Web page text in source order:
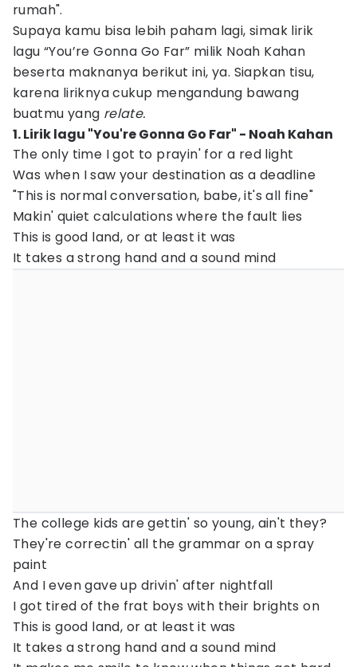
rumah".
Supaya kamu bisa lebih paham lagi, simak lirik
lagu “You’re Gonna Go Far” milik Noah Kahan
beserta maknanya berikut ini, ya. Siapkan tisu,
karena liriknya cukup mengandung bawang
buatmu yang relate.
1. Lirik lagu "You're Gonna Go Far" - Noah Kahan
The only time I got to prayin' for a red light
Was when I saw your destination as a deadline
"This is normal conversation, babe, it's all fine"
Makin' quiet calculations where the fault lies
This is good land, or at least it was
It takes a strong hand and a sound mind
The college kids are gettin' so young, ain't they?
They're correctin' all the grammar on a spray
paint
And I even gave up drivin' after nightfall
I got tired of the frat boys with their brights on
This is good land, or at least it was
It takes a strong hand and a sound mind